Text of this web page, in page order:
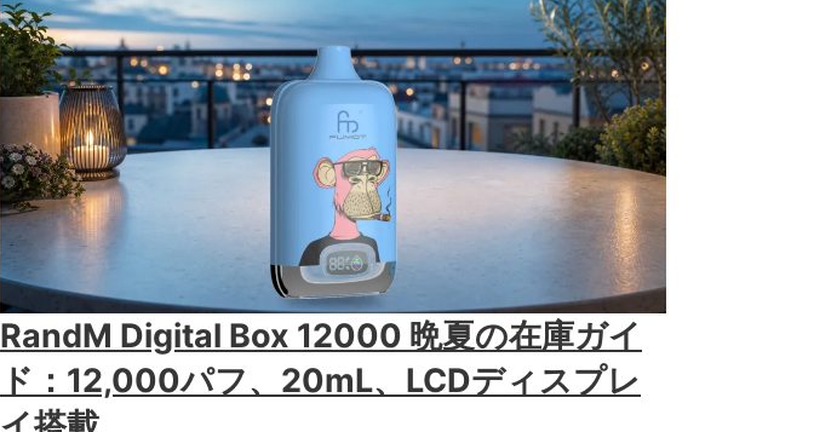
RandM Digital Box 12000 晩夏の在庫ガイ
ド：12,000パフ、20mL、LCDディスプレ